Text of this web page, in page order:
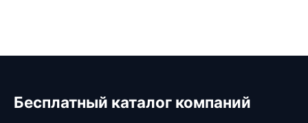
Бесплатный каталог компаний